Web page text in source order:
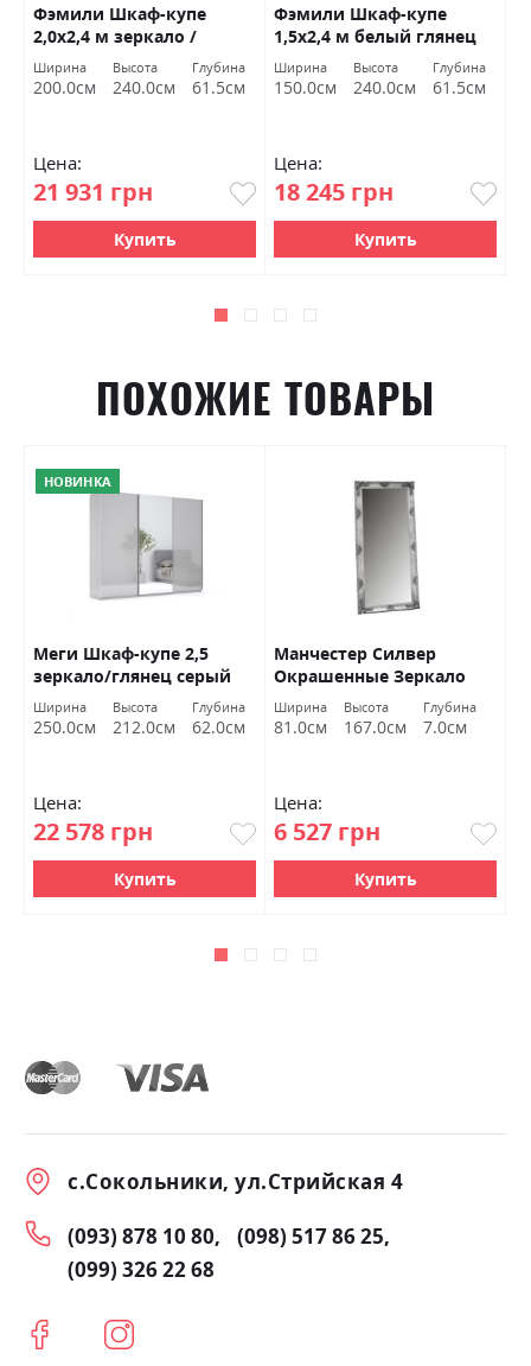
Фэмили Шкаф-купе
2,0х2,4 м зеркало /
белый глянец Миромарк
Ширина
200.0см
Высота
240.0см
Глубина
61.5см
Цена:
21 931 грн
Купить
Фэмили Шкаф-купе
1,5х2,4 м белый глянец
Миромарк
Ширина
150.0см
Высота
240.0см
Глубина
61.5см
Цена:
18 245 грн
Купить
ПОХОЖИЕ ТОВАРЫ
НОВИНКА
Меги Шкаф-купе 2,5
зеркало/глянец серый
шиншилла Миромарк
Ширина
250.0см
Высота
212.0см
Глубина
62.0см
Цена:
22 578 грн
Купить
Манчестер Силвер
Окрашенные Зеркало
170х80 Миромарк
Ширина
81.0см
Высота
167.0см
Глубина
7.0см
Цена:
6 527 грн
Купить
с.Сокольники, ул.Стрийская 4
(093) 878 10 80
(098) 517 86 25
(099) 326 22 68